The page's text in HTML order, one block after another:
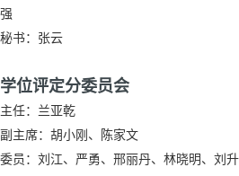
强
秘书：张云
学位评定分委员会
主任：兰亚乾
副主席：胡小刚、陈家文
委员：刘江、严勇、邢丽丹、林晓明、刘